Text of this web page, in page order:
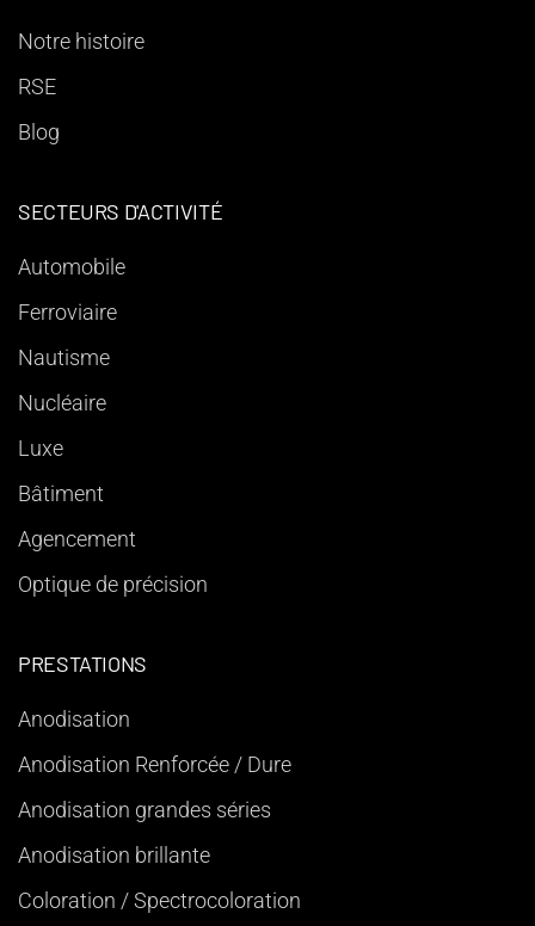
Notre histoire
RSE
Blog
SECTEURS D'ACTIVITÉ
Automobile
Ferroviaire
Nautisme
Nucléaire
Luxe
Bâtiment
Agencement
Optique de précision
PRESTATIONS
Anodisation
Anodisation Renforcée / Dure
Anodisation grandes séries
Anodisation brillante
Coloration / Spectrocoloration